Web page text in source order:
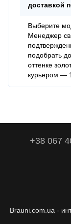
доставкой
Выберите
Менеджер
подобрать
оттенке
курьером —
+38 067
Brauni.com.ua -